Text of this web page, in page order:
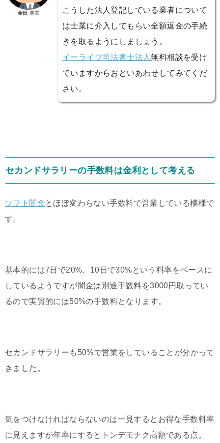
金田 幸夫
こうした法人登記している業者について
は士業に介入してもらい全額返金の手続
きを取るようにしましょう。
イーライフ司法書士法人無料相談を受け
ていますからおといあわせしてみてくだ
さい。
セカンドサラリーの手数料は金利として考える
ソフト闇金とほぼ変わらない手数料で営業している模様で
す。
基本的には7日で20%、10日で30%という料率をベースに
しているようですが闇金は別途手数料を3000円取ってい
るので実質的には50%の手数料となります。
セカンドサラリーも50%で営業をしていることが分かって
きました。
気をつけなければならないのは一見するとお得な手数料率
に見えますが年率にするとトンデモナク高額である点。